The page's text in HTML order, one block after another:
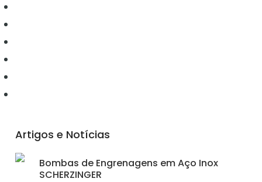
Artigos e Notícias
Bombas de Engrenagens em Aço Inox
SCHERZINGER